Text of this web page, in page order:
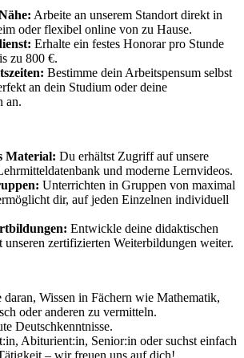
Arbeite an unserem Standort direkt in
oder flexibel online von zu Hause.
Erhalte ein festes Honorar pro Stunde
zu 800 €.
Bestimme dein Arbeitspensum selbst
an dein Studium oder deine
an.
Material: Du erhältst Zugriff auf unsere
und moderne Lernvideos.
Unterrichten in Gruppen von maximal
dir, auf jeden Einzelnen individuell
Entwickle deine didaktischen
unseren zertifizierten Weiterbildungen weiter.
daran, Wissen in Fächern wie Mathematik,
oder anderen zu vermitteln.
Deutschkenntnisse.
Abiturient:in, Senior:in oder suchst einfach
– wir freuen uns auf dich!